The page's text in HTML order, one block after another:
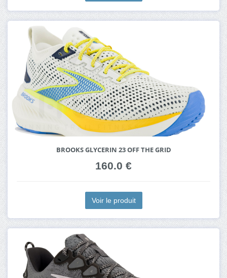
BROOKS GLYCERIN 23 OFF THE GRID
160.0 €
Voir le produit